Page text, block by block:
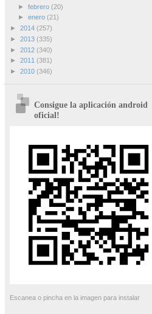
► febrero (20)
► enero (21)
► 2014 (257)
► 2013 (335)
► 2012 (340)
► 2011 (381)
► 2010 (346)
Consigue la aplicación android
oficial!
Escanea o pincha en la imagen para instalar